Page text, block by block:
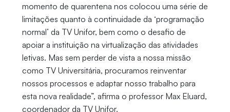
momento de quarentena nos colocou uma série de
limitações quanto à continuidade da ‘programação
normal’ da TV Unifor, bem como o desafio de
apoiar a instituição na virtualização das atividades
letivas. Mas sem perder de vista a nossa missão
como TV Universitária, procuramos reinventar
nossos processos e adaptar nosso trabalho para
esta nova realidade”, afirma o professor Max Eluard,
coordenador da TV Unifor.